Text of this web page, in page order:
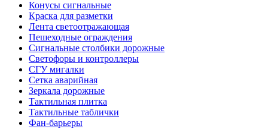
Конусы сигнальные
Краска для разметки
Лента светоотражающая
Пешеходные ограждения
Сигнальные столбики дорожные
Светофоры и контроллеры
СГУ мигалки
Cетка аварийная
Зеркала дорожные
Тактильная плитка
Тактильные таблички
Фан-барьеры